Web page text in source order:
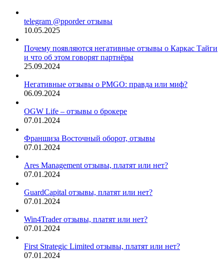
telegram @pporder отзывы
10.05.2025
Почему появляются негативные отзывы о Каркас Тайги
и что об этом говорят партнёры
25.09.2024
Негативные отзывы о PMGO: правда или миф?
06.09.2024
OGW Life – отзывы о брокере
07.01.2024
Франшиза Восточный оборот, отзывы
07.01.2024
Ares Management отзывы, платят или нет?
07.01.2024
GuardCapital отзывы, платят или нет?
07.01.2024
Win4Trader отзывы, платят или нет?
07.01.2024
First Strategic Limited отзывы, платят или нет?
07.01.2024